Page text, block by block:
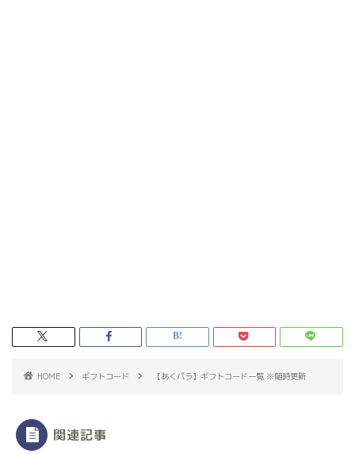
HOME ギフトコード 【あくパラ】ギフトコード一覧 ※随時更新
関連記事